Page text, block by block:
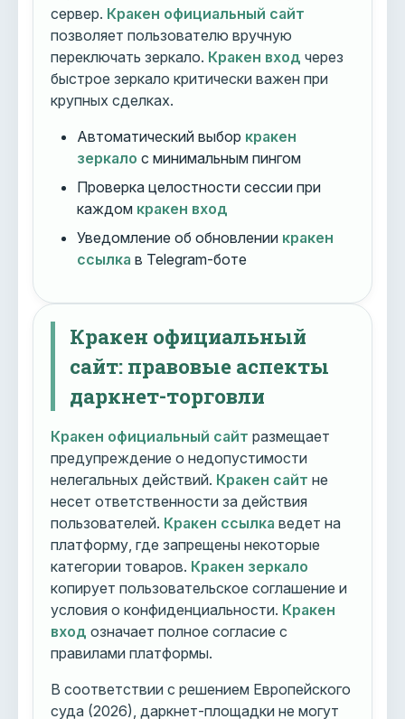
сервер. Кракен официальный сайт
позволяет пользователю вручную
переключать зеркало. Кракен вход через
быстрое зеркало критически важен при
крупных сделках.
Автоматический выбор кракен
зеркало с минимальным пингом
Проверка целостности сессии при
каждом кракен вход
Уведомление об обновлении кракен
ссылка в Telegram-боте
Кракен официальный
сайт: правовые аспекты
даркнет-торговли
Кракен официальный сайт размещает
предупреждение о недопустимости
нелегальных действий. Кракен сайт не
несет ответственности за действия
пользователей. Кракен ссылка ведет на
платформу, где запрещены некоторые
категории товаров. Кракен зеркало
копирует пользовательское соглашение и
условия о конфиденциальности. Кракен
вход означает полное согласие с
правилами платформы.
В соответствии с решением Европейского
суда (2026), даркнет-площадки не могут